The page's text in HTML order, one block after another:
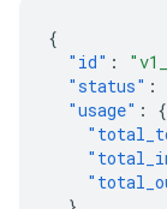
{
"id" :
"status" :
"usage" :
{